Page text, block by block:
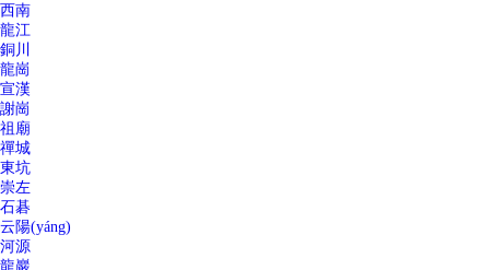
西南
龍江
銅川
龍崗
宣漢
謝崗
祖廟
禪城
東坑
崇左
石碁
云陽(yáng)
河源
龍巖